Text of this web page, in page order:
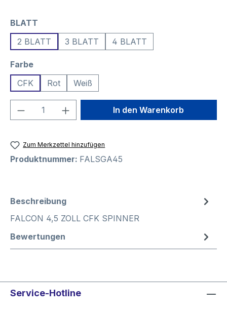
BLATT
2 BLATT
3 BLATT 4 BLATT
Farbeauswählen
CFK
Rot Weiß
Produkt Anzahl: Gib denIn den Warenkorb
Zum Merkzettel hinzufügen
Produktnummer: FALSGA45
Beschreibung
FALCON 4,5 ZOLL CFK SPINNER
Bewertungen
Service-Hotline